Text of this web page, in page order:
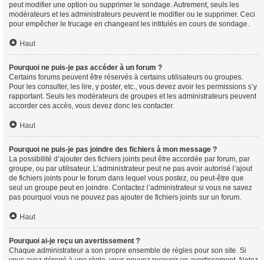
peut modifier une option ou supprimer le sondage. Autrement, seuls les
modérateurs et les administrateurs peuvent le modifier ou le supprimer. Ceci
pour empêcher le trucage en changeant les intitulés en cours de sondage.
Haut
Pourquoi ne puis-je pas accéder à un forum ?
Certains forums peuvent être réservés à certains utilisateurs ou groupes.
Pour les consulter, les lire, y poster, etc., vous devez avoir les permissions s’y
rapportant. Seuls les modérateurs de groupes et les administrateurs peuvent
accorder ces accès, vous devez donc les contacter.
Haut
Pourquoi ne puis-je pas joindre des fichiers à mon message ?
La possibilité d’ajouter des fichiers joints peut être accordée par forum, par
groupe, ou par utilisateur. L’administrateur peut ne pas avoir autorisé l’ajout
de fichiers joints pour le forum dans lequel vous postez, ou peut-être que
seul un groupe peut en joindre. Contactez l’administrateur si vous ne savez
pas pourquoi vous ne pouvez pas ajouter de fichiers joints sur un forum.
Haut
Pourquoi ai-je reçu un avertissement ?
Chaque administrateur a son propre ensemble de règles pour son site. Si